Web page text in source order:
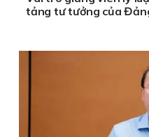
tảng tư tưởng của